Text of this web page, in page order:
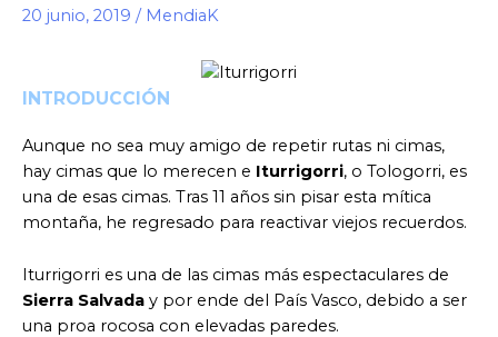
20 junio, 2019 / MendiaK
INTRODUCCIÓN
Aunque no sea muy amigo de repetir rutas ni cimas,
hay cimas que lo merecen e Iturrigorri, o Tologorri, es
una de esas cimas. Tras 11 años sin pisar esta mítica
montaña, he regresado para reactivar viejos recuerdos.
Iturrigorri es una de las cimas más espectaculares de
Sierra Salvada y por ende del País Vasco, debido a ser
una proa rocosa con elevadas paredes.